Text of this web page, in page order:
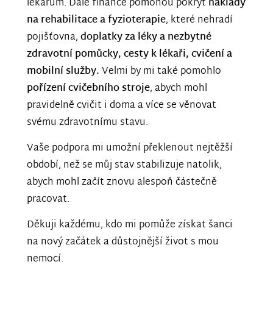
lékařům. Dále finance pomohou pokrýt náklady
na rehabilitace a fyzioterapie, které nehradí
pojišťovna,doplatky za léky a nezbytné
zdravotní pomůcky, cesty k lékaři, cvičení a
mobilní služby.Velmi by mi také pomohlo
pořízení cvičebního stroje, abych mohl
pravidelně cvičit i doma a více se věnovat
svému zdravotnímu stavu.
Vaše podpora mi umožní překlenout nejtěžší
období, než se můj stav stabilizuje natolik,
abych mohl začít znovu alespoň částečně
pracovat.
Děkuji každému, kdo mi pomůže získat šanci
na nový začátek a důstojnější život s mou
nemocí.